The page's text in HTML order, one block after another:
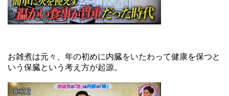
お雑煮は元々、年の初めに内臓をいたわって健康を保つと
いう保臓という考え方が起源。